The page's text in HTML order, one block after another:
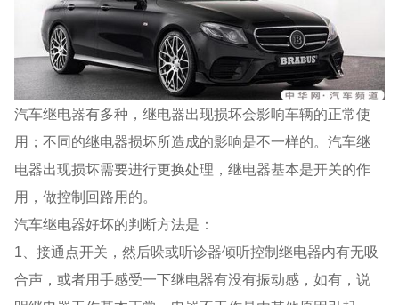
汽车继电器有多种，继电器出现损坏会影响车辆的正常使
用；不同的继电器损坏所造成的影响是不一样的。汽车继
电器出现损坏需要进行更换处理，继电器基本是开关的作
用，做控制回路用的。
汽车继电器好坏的判断方法是：
1、接通点开关，然后哚或听诊器倾听控制继电器内有无吸
合声，或者用手感受一下继电器有没有振动感，如有，说